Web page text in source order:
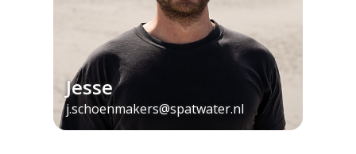
Jesse
j.schoenmakers@spatwater.nl